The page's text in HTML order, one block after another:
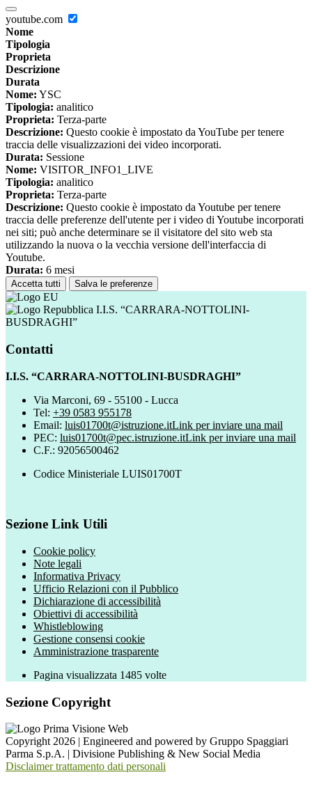
youtube.com
Nome
Tipologia
Proprieta
Descrizione
Durata
Nome: YSC
Tipologia: analitico
Proprieta: Terza-parte
Descrizione: Questo cookie è impostato da YouTube per tenere
traccia delle visualizzazioni dei video incorporati.
Durata: Sessione
Nome: VISITOR_INFO1_LIVE
Tipologia: analitico
Proprieta: Terza-parte
Descrizione: Questo cookie è impostato da Youtube per tenere
traccia delle preferenze dell'utente per i video di Youtube incorporati
nei siti; può anche determinare se il visitatore del sito web sta
utilizzando la nuova o la vecchia versione dell'interfaccia di
Youtube.
Durata: 6 mesi
Accetta tutti Salva le preferenze
I.I.S. “CARRARA-NOTTOLINI-
BUSDRAGHI”
Contatti
I.I.S. “CARRARA-NOTTOLINI-BUSDRAGHI”
Via Marconi, 69 - 55100 - Lucca
Tel: +39 0583 955178
Email: luis01700t@istruzione.itLink per inviare una mail
PEC: luis01700t@pec.istruzione.itLink per inviare una mail
C.F.: 92056500462
Codice Ministeriale LUIS01700T
Sezione Link Utili
Cookie policy
Note legali
Informativa Privacy
Ufficio Relazioni con il Pubblico
Dichiarazione di accessibilità
Obiettivi di accessibilità
Whistleblowing
Gestione consensi cookie
Amministrazione trasparente
Pagina visualizzata 1485 volte
Sezione Copyright
Copyright 2026 | Engineered and powered by Gruppo Spaggiari
Parma S.p.A. | Divisione Publishing & New Social Media
Disclaimer trattamento dati personali